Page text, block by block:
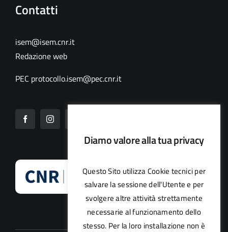
Contatti
isem@isem.cnr.it
Redazione web
PEC protocollo.isem@pec.cnr.it
Diamo valore alla tua privacy
Questo Sito utilizza Cookie tecnici per
salvare la sessione dell'Utente e per
svolgere altre attività strettamente
necessarie al funzionamento dello
stesso. Per la loro installazione non è